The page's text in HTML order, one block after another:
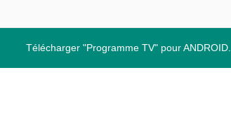
Télécharger "Programme TV" pour ANDROID.